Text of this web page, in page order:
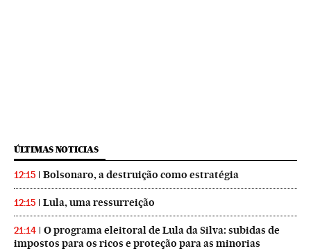
ÚLTIMAS NOTICIAS
12:15 Bolsonaro, a destruição como estratégia
12:15 Lula, uma ressurreição
21:14
O programa eleitoral de Lula da Silva: subidas de
impostos para os ricos e proteção para as minorias